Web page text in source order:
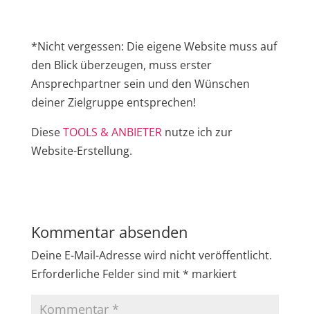
*Nicht vergessen: Die eigene Website muss auf
den Blick überzeugen, muss erster
Ansprechpartner sein und den Wünschen
deiner Zielgruppe entsprechen!
DieseTOOLS & ANBIETERnutze ich zur
Website-Erstellung.
Kommentar absenden
Deine E-Mail-Adresse wird nicht veröffentlicht.
Erforderliche Felder sind mit* markiert